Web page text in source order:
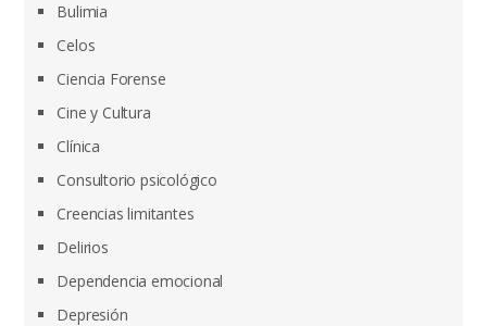
Bulimia
Celos
Ciencia Forense
Cine y Cultura
Clínica
Consultorio psicológico
Creencias limitantes
Delirios
Dependencia emocional
Depresión